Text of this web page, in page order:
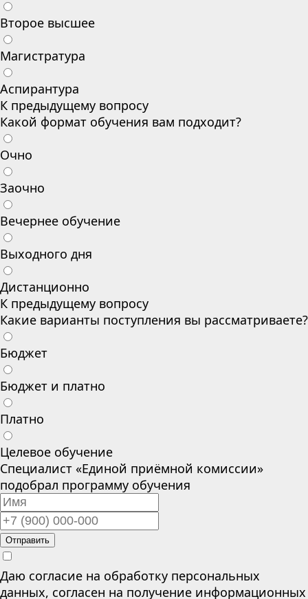
Второе высшее
Магистратура
Аспирантура
К предыдущему вопросу
Какой формат обучения вам подходит?
Очно
Заочно
Вечернее обучение
Выходного дня
Дистанционно
К предыдущему вопросу
Какие варианты поступления вы рассматриваете?
Бюджет
Бюджет и платно
Платно
Целевое обучение
Специалист «Единой приёмной комиссии»
подобрал программу обучения
Отправить
Даю согласие на обработку персональных
данных, согласен на получение информационных